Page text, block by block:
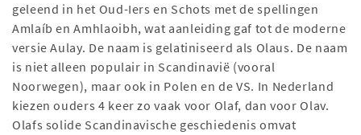
geleend in het Oud-Iers en Schots met de spellingen
Amlaíb en Amhlaoibh, wat aanleiding gaf tot de moderne
versie Aulay. De naam is gelatiniseerd als Olaus. De naam
is niet alleen populair in Scandinavië (vooral
Noorwegen), maar ook in Polen en de VS. In Nederland
kiezen ouders 4 keer zo vaak voor Olaf, dan voor Olav.
Olafs solide Scandinavische geschiedenis omvat